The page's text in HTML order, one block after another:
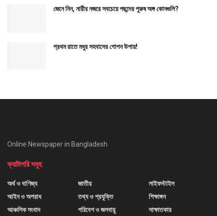
জেনে নিন, নারীর নজরে সবচেয়ে পছন্দের পুরুষ অঙ্গ কোনগুলি?
প্রথম রাতে মধুর সহবাসের গোপন উপায়!
Online Newspaper in Bangladesh
ক্যাটাগরি সমুহ
অর্থ ও বাণিজ্য
আইন ও অপরাধ
আঞ্চলিক সংবাদ
জাতীয়
তথ্য ও প্রযুক্তি
পরিবেশ ও জলবায়ু
লাইফস্টাইল
শিক্ষাঙ্গন
সাক্ষাতকার